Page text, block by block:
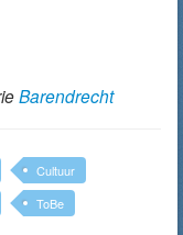
Barendrecht
Cultuur
ToBe